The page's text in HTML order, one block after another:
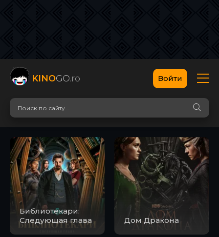
KINOGO.ro Войти
Библиотекари:
Следующая глава
Дом Дракона